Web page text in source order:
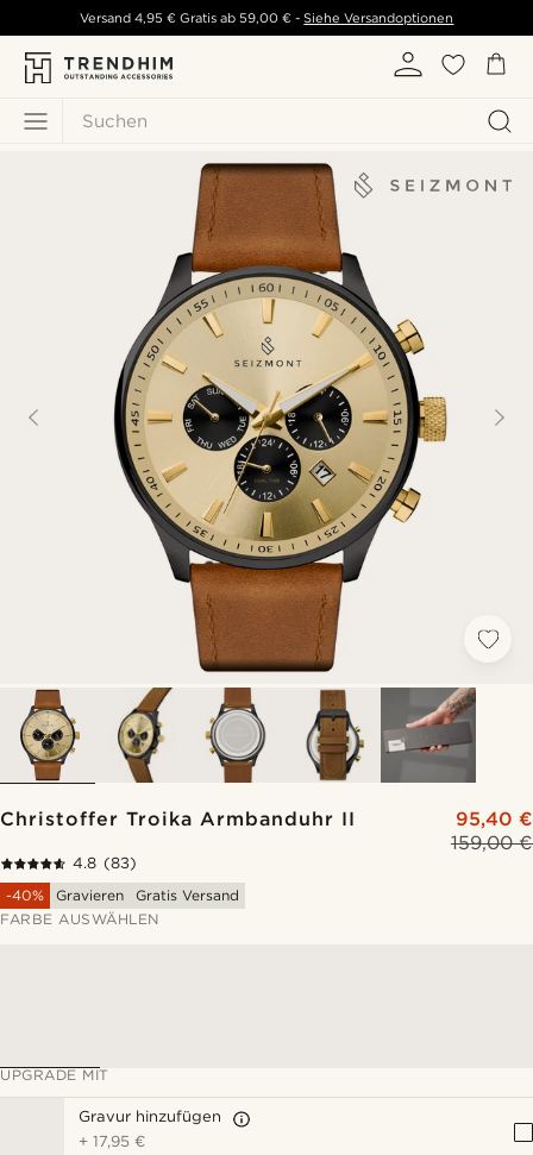
Suchen
Versand 4,95 € Gratis ab 59,00 € - Siehe Versandoptionen
Christoffer Troika Armbanduhr II
159,00 €
95,40 €
4.8 (83)
-40%
Gravieren
Gratis Versand
FARBE AUSWÄHLEN
UPGRADE MIT
Gravur hinzufügen
+17,95 €